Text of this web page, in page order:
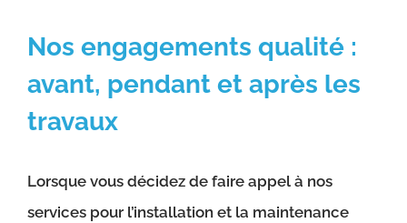
Nos engagements qualité :
avant, pendant et après les
travaux
Lorsque vous décidez de faire appel à nos
services pour l’installation et la maintenance